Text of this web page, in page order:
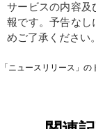
サービスの内容及
報です。予告なし
めご了承ください。
「ニュースリリース」の